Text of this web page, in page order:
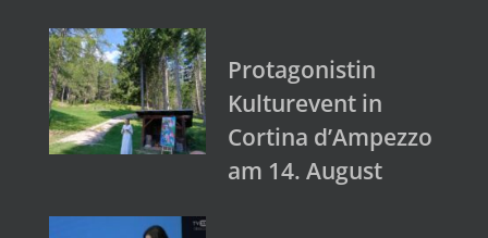
Protagonistin
Kulturevent in
Cortina d’Ampezzo
am 14. August